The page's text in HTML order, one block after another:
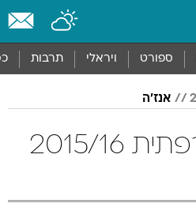
ספורט ויראלי תרבות
אנז'ה
אנז'ה ליגה צרפתית 2015/16